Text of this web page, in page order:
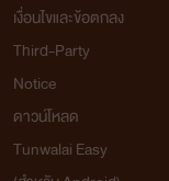
เงื่อนไขและข้อตกลง
Third-Party
Notice
ดาวน์โหลด
Tunwalai Easy